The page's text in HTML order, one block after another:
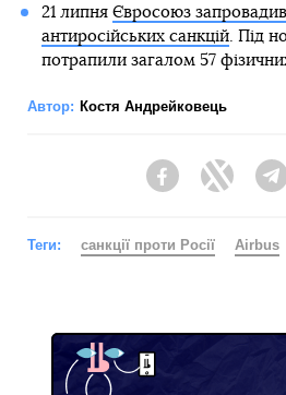
21 липня Євросоюз
антиросійських санкцій. Під
потрапили загалом 57
Автор: Костя Андрейковець
FacebookTwitter
Теги: санкції проти Росії Airbus